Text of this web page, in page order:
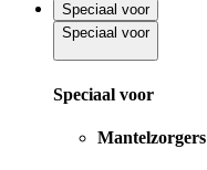
Speciaal voor
Speciaal voor
Speciaal voor
Mantelzorgers